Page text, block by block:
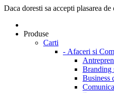
Daca doresti sa accepti plasarea
Produse
Carti
- Afaceri si
Branding
Business